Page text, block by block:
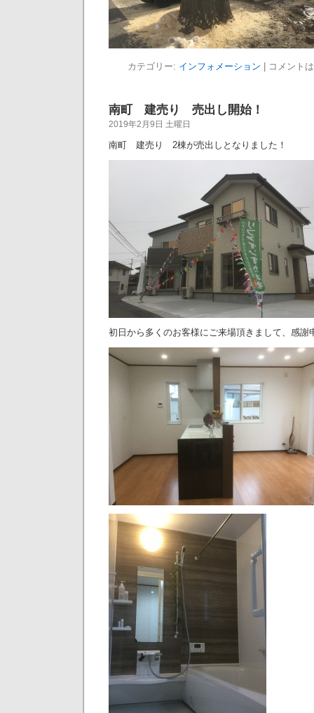
カテゴリー: インフォメーション コメント
南町 建売り 売出し開始！
2019年2月9日 土曜日
南町 建売り 2棟が売出しとなりました！
初日から多くのお客様にご来場頂きまして、感謝